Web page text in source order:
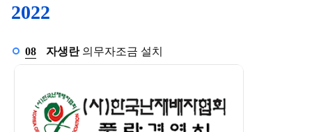
2022
08 8월
자생란의무자조금 설치